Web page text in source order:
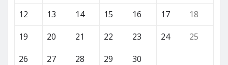
12
13 14 15 16 17
18
19
20 21 22 23 24
25
26
27 28 29 30